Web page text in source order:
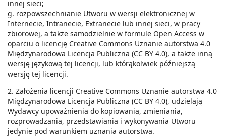
innej sieci;
g. rozpowszechnianie Utworu w wersji elektronicznej w
Internecie, Intranecie, Extranecie lub innej sieci, w pracy
zbiorowej, a także samodzielnie w formule Open Access w
oparciu o licencję Creative Commons Uznanie autorstwa 4.0
Międzynarodowa Licencja Publiczna (CC BY 4.0), a także inną
wersję językową tej licencji, lub którąkolwiek późniejszą
wersję tej licencji.
2. Założenia licencji Creative Commons Uznanie autorstwa 4.0
Międzynarodowa Licencja Publiczna (CC BY 4.0), udzielają
Wydawcy upoważnienia do kopiowania, zmieniania,
rozprowadzania, przedstawiania i wykonywania Utworu
jedynie pod warunkiem uznania autorstwa.